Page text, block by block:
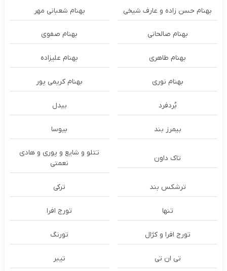
بهنام حسن زاده و عارف شیخی بهنام شعبانی مهر
بهنام صالحانی بهنام صفوی
بهنام طاهری بهنام علیزاده
بهنام نوری بهنام کریمی پور
بُردفرد بیدل
بیمرز بند بیوسا
تاک داون
تتلو و شایع و پوری و هادی
نعمتی
ترشكس بند ترکی
تنها تورج افرا
تورج افرا و کژال تورنگ
تی ان تی تیبر